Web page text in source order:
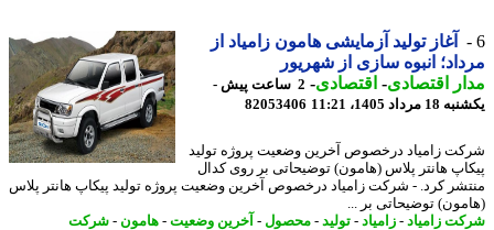
آغاز تولید آزمایشی هامون زامیاد از
انبوه سازی از شهریور
اقتصادی-اقتصادی- 2 ساعت پیش -
1405، 11:21
82053406
زامیاد درخصوص آخرین وضعیت پروژه تولید
هانتر پلاس (هامون) توضیحاتی بر روی کدال
کرد. - شرکت زامیاد درخصوص آخرین وضعیت پروژه تولید پیکاپ هانتر پلاس
توضیحاتی بر ...
زامیاد -زامیاد -تولید-محصول-آخرین وضعیت-هامون-شرکت